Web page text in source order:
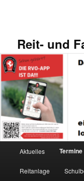
Reit- und
Aktuelles Termine
Reitanlage